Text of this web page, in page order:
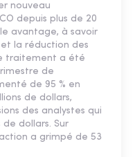
nouveau
depuis plus de 20
avantage, à savoir
la réduction des
traitement a été
de
de 95 % en
de dollars,
des analystes qui
dollars. Sur
a grimpé de 53